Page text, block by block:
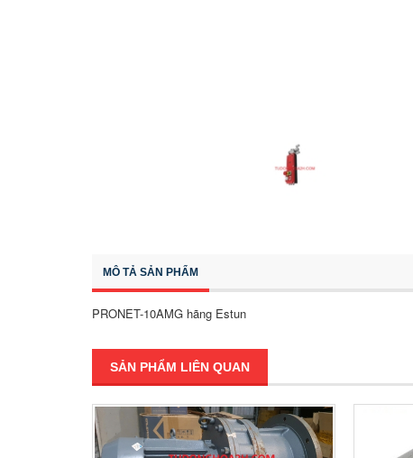
MÔ TẢ SẢN PHẨM
PRONET-10AMG hãng Estun
SẢN PHẨM LIÊN QUAN